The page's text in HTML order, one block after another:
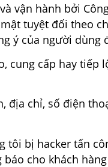
vận hành bởi
tuyệt đối theo
ý của người
cung cấp hay
địa chỉ, số điện
bị hacker tấn
cho khách